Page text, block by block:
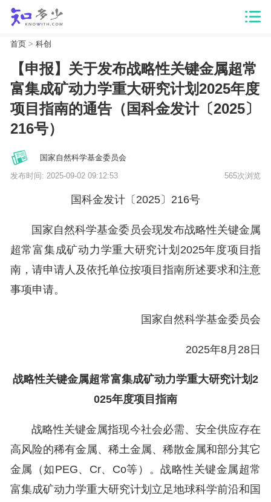
首页> 科创
【申报】关于发布战略性关键金属超常
富集成矿动力学重大研究计划2025年度
项目指南的通告（国科金发计〔2025〕
216号）
国家自然科学基金委员会
发布时间: 2025-09-02 09:12:53 565次浏览
国科金发计〔2025〕216号
国家自然科学基金委员会现发布战略性关键金属
超常富集成矿动力学重大研究计划2025年度项目指
南，请申请人及依托单位按项目指南所述要求和注意
事项申请。
国家自然科学基金委员会
2025年8月28日
战略性关键金属超常富集成矿动力学重大研究计划2
025年度项目指南
战略性关键金属指现今社会必需、安全供应存在
高风险的稀有金属、稀土金属、稀散金属和部分其它
金属（如PEG、Cr、Co等）。战略性关键金属超常
富集成矿动力学重大研究计划立足地球科学前沿和国